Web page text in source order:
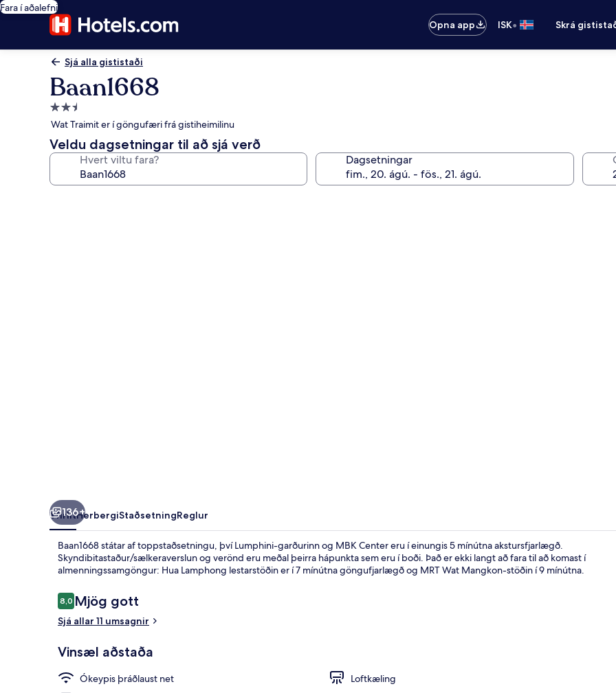
Fara í aðalefni
Opna app
ISK• Skrá
Sjá alla gististaði
Baan1668
2.5
stjörnu
gististaður
Wat Traimit er í göngufæri frá gistiheimilinu
Veldu dagsetningar til að sjá verð
Hvert viltu fara? Dagsetningar
136+
YfirlitHerbergiStaðsetningReglur
Baan1668 státar af toppstaðsetningu, því Lumphini-garðurinn og MBK Center eru í einungis 5 mínútna akstursfjarlægð.
Skyndibitastaður/sælkeraverslun og verönd eru meðal þeirra hápunkta sem eru í boði. Það er ekki langt að fara til að komast í
almenningssamgöngur: Hua Lamphong lestarstöðin er í 7 mínútna göngufjarlægð og MRT Wat Mangkon-stöðin í 9 mínútna.
Umsagnir
8,08,0 af 10
Mjög gott
Sjá allar 11 umsagnir
Vinsæl aðstaða
Ókeypis þráðlaust net
Loftkæling